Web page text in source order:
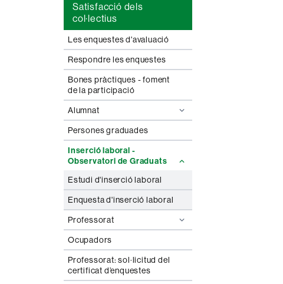
Satisfacció dels
col·lectius
Les enquestes d'avaluació
Respondre les enquestes
Bones pràctiques - foment
de la participació
Alumnat
Persones graduades
Inserció laboral -
Observatori de Graduats
Estudi d'inserció laboral
Enquesta d'inserció laboral
Professorat
Ocupadors
Professorat: sol·licitud del
certificat d’enquestes